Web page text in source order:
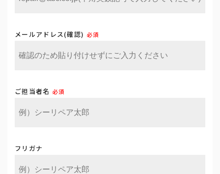
メールアドレス(確認) 必須
ご担当者名 必須
フリガナ